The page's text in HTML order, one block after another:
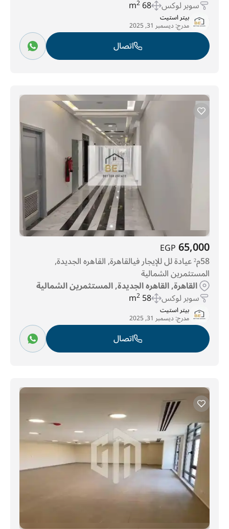
سوبر لوكس 68 m
2
بيتر استيت
مدرج: ديسمبر 31, 2025
اتصال
65,000
EGP
58م² عيادة لل للإيجار فيالقاهرة, القاهره الجديدة,
المستثمرين الشمالية
القاهرة, القاهره الجديدة, المستثمرين الشمالية
سوبر لوكس 58 m
2
بيتر استيت
مدرج: ديسمبر 31, 2025
اتصال